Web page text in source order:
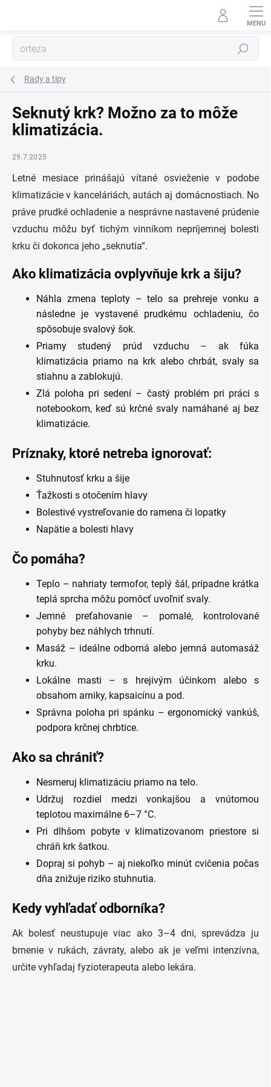
Hľadať
Rady a tipy
Seknutý krk? Možno za to môže
klimatizácia.
29.7.2025
Letné mesiace prinášajú vítané osvieženie v podobe
klimatizácie v kanceláriách, autách aj domácnostiach. No
práve prudké ochladenie a nesprávne nastavené prúdenie
vzduchu môžu byť tichým vinníkom nepríjemnej bolesti
krku či dokonca jeho „seknutia“.
Ako klimatizácia ovplyvňuje krk a šiju?
Náhla zmena teploty – telo sa prehreje vonku a
následne je vystavené prudkému ochladeniu, čo
spôsobuje svalový šok.
Priamy studený prúd vzduchu – ak fúka
klimatizácia priamo na krk alebo chrbát, svaly sa
stiahnu a zablokujú.
Zlá poloha pri sedení – častý problém pri práci s
notebookom, keď sú krčné svaly namáhané aj bez
klimatizácie.
Príznaky, ktoré netreba ignorovať:
Stuhnutosť krku a šije
Ťažkosti s otočením hlavy
Bolestivé vystreľovanie do ramena či lopatky
Napätie a bolesti hlavy
Čo pomáha?
Teplo – nahriaty termofor, teplý šál, prípadne krátka
teplá sprcha môžu pomôcť uvoľniť svaly.
Jemné preťahovanie – pomalé, kontrolované
pohyby bez náhlych trhnutí.
Masáž – ideálne odborná alebo jemná automasáž
krku.
Lokálne masti – s hrejivým účinkom alebo s
obsahom arniky, kapsaicínu a pod.
Správna poloha pri spánku – ergonomický vankúš,
podpora krčnej chrbtice.
Ako sa chrániť?
Nesmeruj klimatizáciu priamo na telo.
Udržuj rozdiel medzi vonkajšou a vnútornou
teplotou maximálne 6–7 °C.
Pri dlhšom pobyte v klimatizovanom priestore si
chráň krk šatkou.
Dopraj si pohyb – aj niekoľko minút cvičenia počas
dňa znižuje riziko stuhnutia.
Kedy vyhľadať odborníka?
Ak bolesť neustupuje viac ako 3–4 dni, sprevádza ju
brnenie v rukách, závraty, alebo ak je veľmi intenzívna,
určite vyhľadaj fyzioterapeuta alebo lekára.